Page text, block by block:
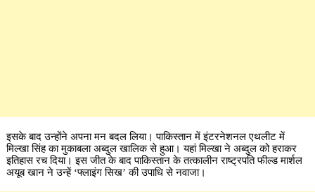
इसके बाद उन्होंने अपना मन बदल लिया। पाकिस्तान में इंटरनेशनल एथलीट में
मिल्खा सिंह का मुकाबला अब्दुल खालिक से हुआ। यहां मिल्खा ने अब्दुल को हराकर
इतिहास रच दिया। इस जीत के बाद पाकिस्तान के तत्कालीन राष्ट्रपति फील्ड मार्शल
अयूब खान ने उन्हें ‘फ्लाइंग सिख’ की उपाधि से नवाजा।